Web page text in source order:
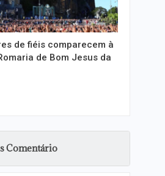
de fiéis comparecem à
de Bom Jesus da
Comentário